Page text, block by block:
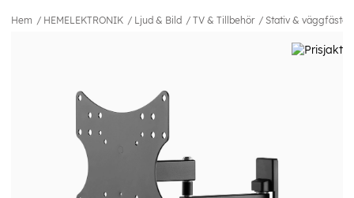
Hem HEMELEKTRONIK Ljud & Bild TV & Tillbehör Stativ &